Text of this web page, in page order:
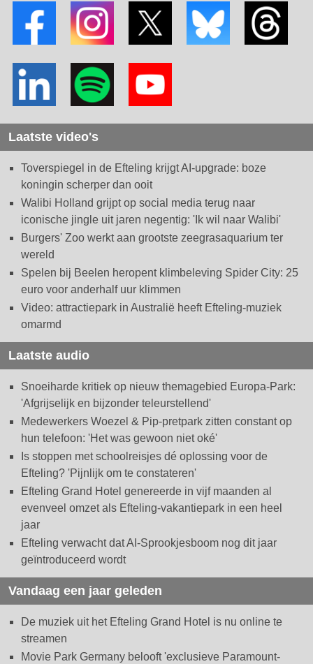
Laatste video's
Toverspiegel in de Efteling krijgt AI-upgrade: boze
koningin scherper dan ooit
Walibi Holland grijpt op social media terug naar
iconische jingle uit jaren negentig: 'Ik wil naar Walibi'
Burgers' Zoo werkt aan grootste zeegrasaquarium ter
wereld
Spelen bij Beelen heropent klimbeleving Spider City: 25
euro voor anderhalf uur klimmen
Video: attractiepark in Australië heeft Efteling-muziek
omarmd
Laatste audio
Snoeiharde kritiek op nieuw themagebied Europa-Park:
'Afgrijselijk en bijzonder teleurstellend'
Medewerkers Woezel & Pip-pretpark zitten constant op
hun telefoon: 'Het was gewoon niet oké'
Is stoppen met schoolreisjes dé oplossing voor de
Efteling? 'Pijnlijk om te constateren'
Efteling Grand Hotel genereerde in vijf maanden al
evenveel omzet als Efteling-vakantiepark in een heel
jaar
Efteling verwacht dat AI-Sprookjesboom nog dit jaar
geïntroduceerd wordt
Vandaag een jaar geleden
De muziek uit het Efteling Grand Hotel is nu online te
streamen
Movie Park Germany belooft 'exclusieve Paramount-